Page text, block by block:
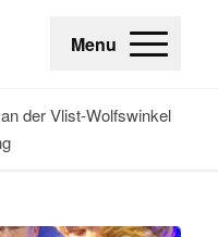
Menu
der Vlist-Wolfswinkel